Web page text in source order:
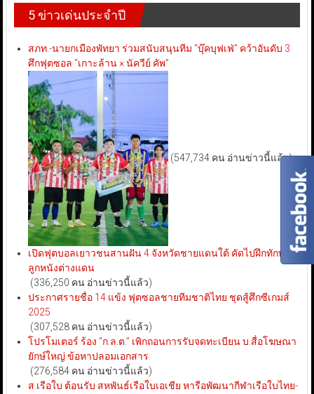
5 ข่าวเด่นประจำปี
สภท.-นายกเมืองพัทยา ร่วมสนับสนุนทีม “บุ๊คบุฟเฟ่” คว้าอันดับ 3
ศึกฟุตซอล “เกาะล้าน × นัควีย์ คัพ”
(547,734 คน อ่านข่าวนี้แล้ว)
เปิดฟุตบอลเยาวชนสานฝัน 4 จังหวัดชายแดนใต้ คัดไปฝึกทักษะ
ลูกหนังต่างแดน
(336,250 คน อ่านข่าวนี้แล้ว)
ประกาศรายชื่อ 14 แข้ง ฟุตซอลชายทีมชาติไทย ชุดสู้ศึกซีเกมส์
2025
(307,528 คน อ่านข่าวนี้แล้ว)
โปรโมเตอร์ ร้อง “ก.ล.ต.” เพิกถอนการรับจดทะเบียน บ.สื่อโฆษณา
ยักษ์ใหญ่ ข้อหาปลอมเอกสาร
(276,584 คน อ่านข่าวนี้แล้ว)
ส.เรือใบ ต้อนรับ สหพันธ์เรือใบเอเชีย หารือพัฒนากีฬาเรือใบไทย-